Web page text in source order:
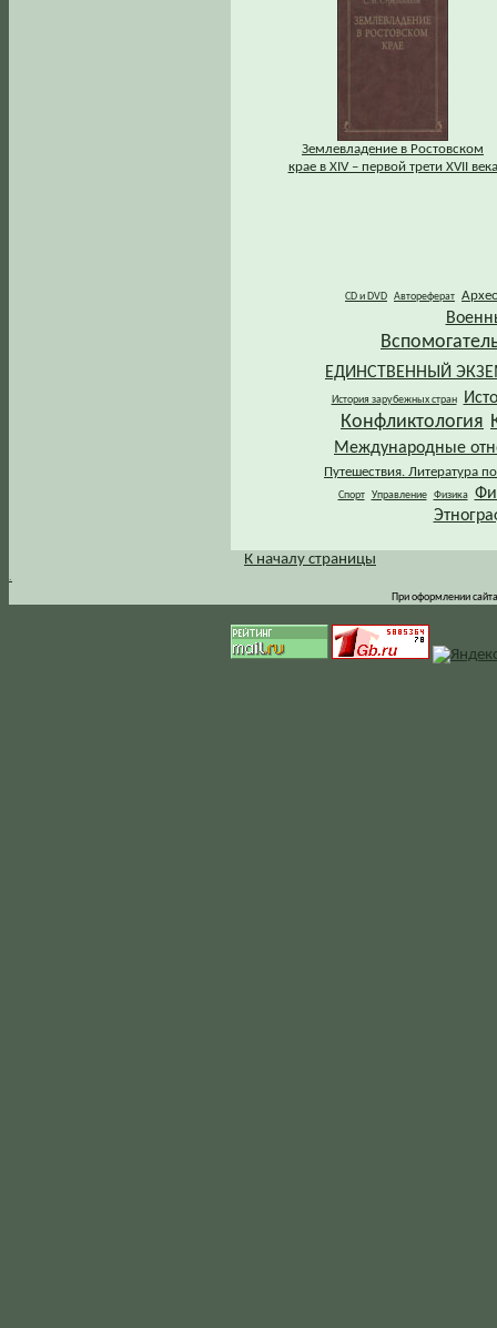
Землевладение в Ростовском
крае в XIV – первой трети XVII века
CD и DVD Автореферат
ЕДИНСТВЕННЫЙ
История зарубежных стран
Конфликтология
Международные
Путешествия. Литература
Спорт Управление Физика
.
К началу страницы
При оформлении